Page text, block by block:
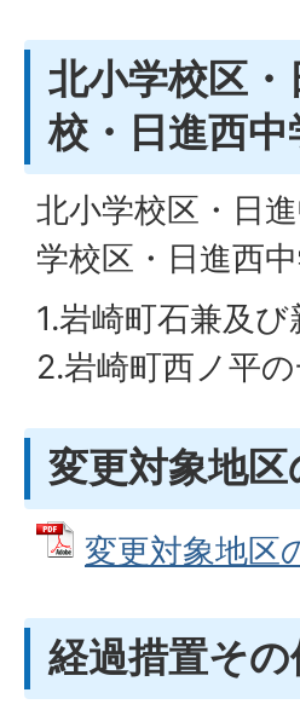
北小学校区
校・日進西
北小学校区・日
学校区・日進西
1.岩崎町石兼及
2.岩崎町西ノ平
変更対象地区
変更対象地区
経過措置そ